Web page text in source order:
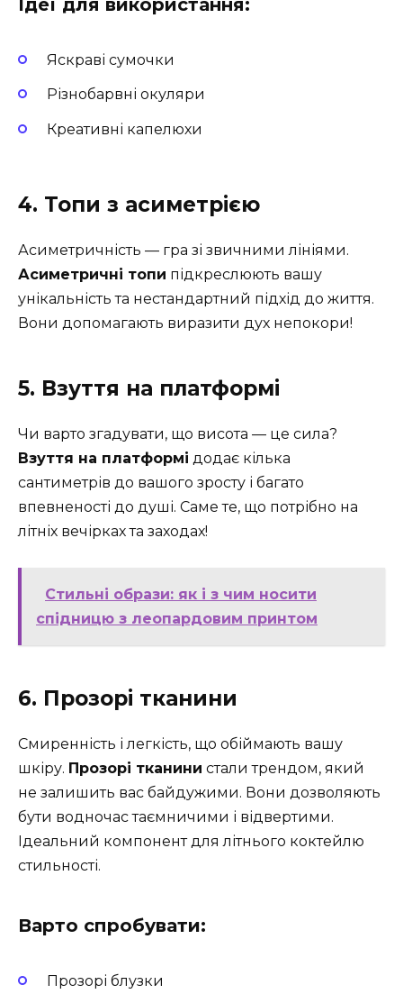
Ідеї для використання:
Яскраві сумочки
Різнобарвні окуляри
Креативні капелюхи
4. Топи з асиметрією
Асиметричність — гра зі звичними лініями.
Асиметричні топи підкреслюють вашу
унікальність та нестандартний підхід до життя.
Вони допомагають виразити дух непокори!
5. Взуття на платформі
Чи варто згадувати, що висота — це сила?
Взуття на платформі додає кілька
сантиметрів до вашого зросту і багато
впевненості до душі. Саме те, що потрібно на
літніх вечірках та заходах!
Стильні образи: як і з чим носити
спідницю з леопардовим принтом
6. Прозорі тканини
Смиренність і легкість, що обіймають вашу
шкіру. Прозорі тканини стали трендом, який
не залишить вас байдужими. Вони дозволяють
бути водночас таємничими і відвертими.
Ідеальний компонент для літнього коктейлю
стильності.
Варто спробувати:
Прозорі блузки